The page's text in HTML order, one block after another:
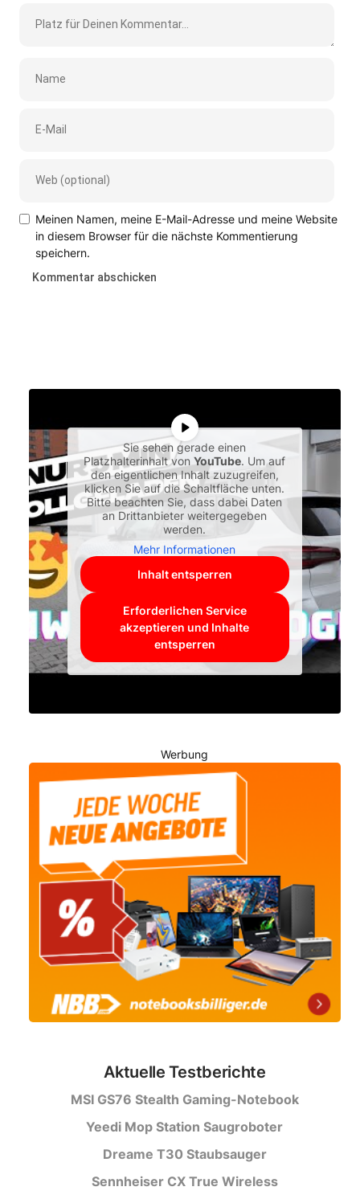
Meinen Namen, meine E-Mail-Adresse und meine Website
in diesem Browser für die nächste Kommentierung
speichern.
Sie sehen gerade einen
Platzhalterinhalt vonYouTube. Um auf
den eigentlichen Inhalt zuzugreifen,
klicken Sie auf die Schaltfläche unten.
Bitte beachten Sie, dass dabei Daten
an Drittanbieter weitergegeben
werden.
Mehr Informationen
Inhalt entsperren
Erforderlichen Service
akzeptieren und Inhalte
entsperren
Werbung
Aktuelle Testberichte
MSI GS76 Stealth Gaming-Notebook
Yeedi Mop Station Saugroboter
Dreame T30 Staubsauger
Sennheiser CX True Wireless